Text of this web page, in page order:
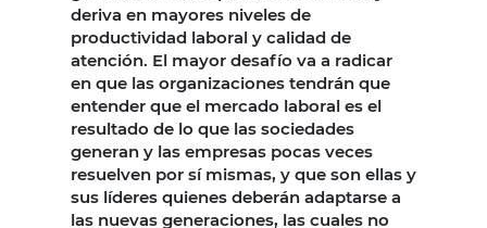
deriva en mayores niveles de
productividad laboral y calidad de
atención. El mayor desafío va a radicar
en que las organizaciones tendrán que
entender que el mercado laboral es el
resultado de lo que las sociedades
generan y las empresas pocas veces
resuelven por sí mismas, y que son ellas y
sus líderes quienes deberán adaptarse a
las nuevas generaciones, las cuales no